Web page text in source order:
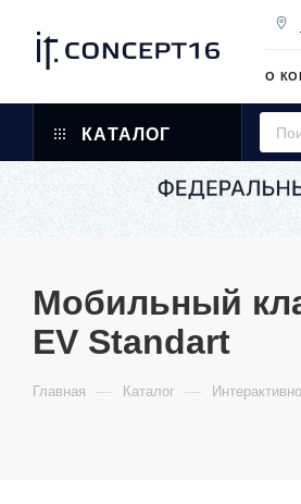
О
КАТАЛОГ
Мобильный
EV Standart
Главная — Каталог —